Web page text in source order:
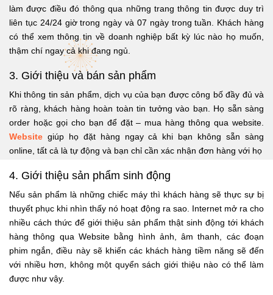
làm được điều đó thông qua những trang thông tin được duy trì
liên tục 24/24 giờ trong ngày và 07 ngày trong tuần. Khách hàng
có thể xem thông tin về doanh nghiệp bất kỳ lúc nào họ muốn,
thậm chí ngay cả khi đang ngủ.
3. Giới thiệu và bán sản phẩm
Khi thông tin sản phẩm, dịch vụ của bạn được công bố đầy đủ và
rõ ràng, khách hàng hoàn toàn tin tưởng vào bạn. Họ sẵn sàng
order hoặc gọi cho bạn để đặt – mua hàng thông qua website.
Website giúp họ đặt hàng ngay cả khi bạn không sẵn sàng
online, tất cả là tự động và bạn chỉ cần xác nhận đơn hàng với họ
4. Giới thiệu sản phẩm sinh động
Nếu sản phẩm là những chiếc máy thì khách hàng sẽ thực sự bị
thuyết phục khi nhìn thấy nó hoạt động ra sao. Internet mở ra cho
nhiều cách thức để giới thiệu sản phẩm thật sinh động tới khách
hàng thông qua Website bằng hình ảnh, âm thanh, các đoạn
phim ngắn, điều này sẽ khiến các khách hàng tiềm năng sẽ đến
với nhiều hơn, không một quyển sách giới thiệu nào có thể làm
được như vậy.